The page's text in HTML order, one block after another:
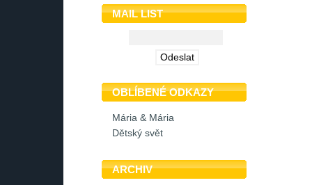
MAIL LIST
OBLÍBENÉ ODKAZY
Mária & Mária
Dětský svět
ARCHIV